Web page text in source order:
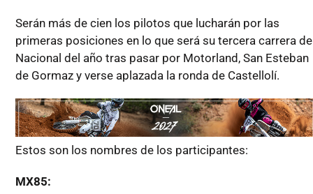
Serán más de cien los pilotos que lucharán por las
primeras posiciones en lo que será su tercera carrera
Nacional del año tras pasar por Motorland, San Esteban
de Gormaz y verse aplazada la ronda de Castellolí.
Estos son los nombres de los participantes:
MX85: